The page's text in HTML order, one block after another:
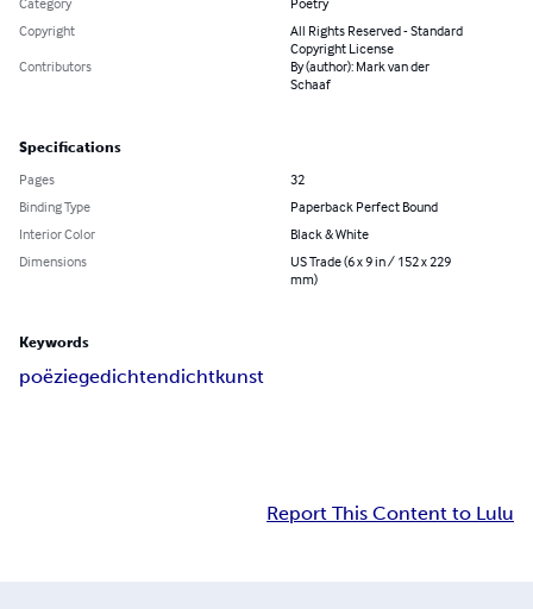
Copyright
All Rights Reserved - Standard
Copyright License
Contributors
By (author): Mark van der
Schaaf
Specifications
Pages
32
Binding Type
Paperback Perfect Bound
Interior Color
Black & White
Dimensions
US Trade (6 x 9 in / 152 x 229
mm)
Keywords
poëziegedichtendichtkunst
Report This Content to Lulu